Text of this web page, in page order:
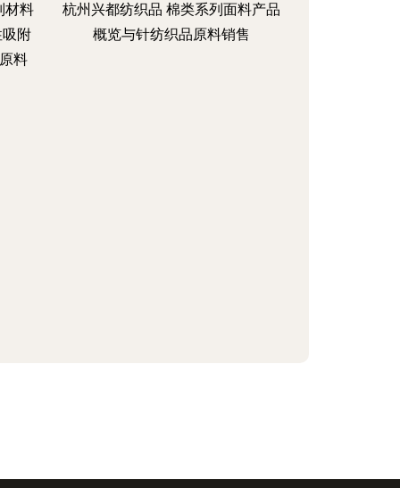
材料
附
料
杭州兴都纺织品 棉类系列面料产品
概览与针纺织品原料销售